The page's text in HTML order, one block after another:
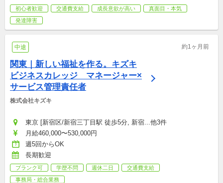
初心者歓迎 交通費支給 成長意欲が高い
真面目・本気
発達障害
中途 約1ヶ月前
関東｜新しい福祉を作る。キズキ
ビジネスカレッジ　マネージャー×
サービス管理責任者
株式会社キズキ
東京 [新宿区/新宿三丁目駅 徒歩5分, 新宿...他3件
月給460,000〜530,000円
週5回からOK
長期歓迎
ブランク可 学歴不問 週休二日
交通費支給
事務局・総合業務